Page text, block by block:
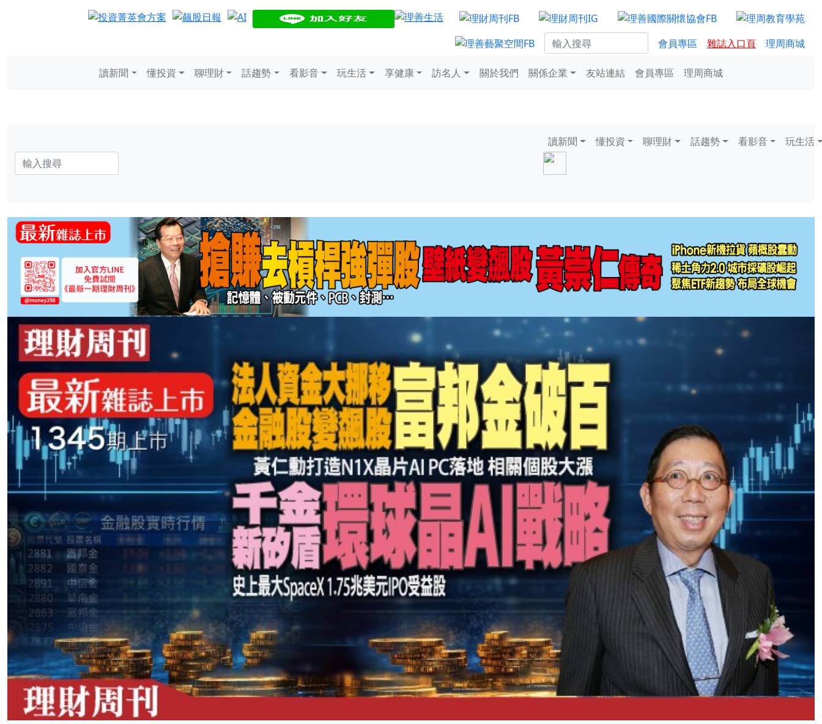
會員專區 雜誌入口頁 理周商城
讀新聞 懂投資 聊理財 話趨勢 看影音 玩生活 享健康 訪名人 關於我們 關係企業 友站連結 會員專區 理周商城
讀新聞 懂投資 聊理財 話趨勢 看影音 玩生活